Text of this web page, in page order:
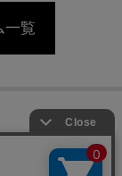
一覧